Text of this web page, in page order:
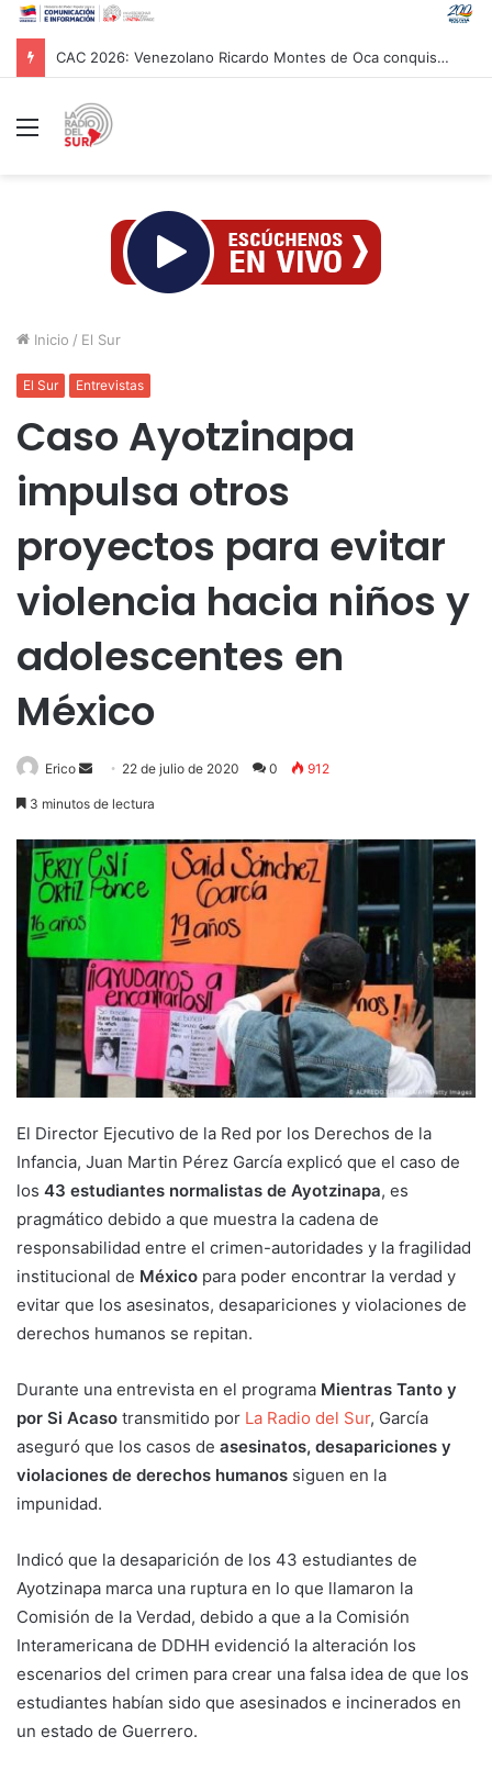
CAC 2026: Venezolano Ricardo Montes de Oca conquista Oro en salto con pértiga
Menú
Inicio / El Sur
El Sur Entrevistas
Caso Ayotzinapa
impulsa otros
proyectos para evitar
violencia hacia niños y
adolescentes en
México
Erico
Send 22 de julio de 2020 0 912
3 minutos de lectura
El Director Ejecutivo de la Red por los Derechos de la
Infancia, Juan Martin Pérez García explicó que el caso de
los 43 estudiantes normalistas de Ayotzinapa, es
pragmático debido a que muestra la cadena de
responsabilidad entre el crimen-autoridades y la fragilidad
institucional de México para poder encontrar la verdad y
evitar que los asesinatos, desapariciones y violaciones de
derechos humanos se repitan.
Durante una entrevista en el programa Mientras Tanto y
por Si Acaso transmitido por La Radio del Sur, García
aseguró que los casos de asesinatos, desapariciones y
violaciones de derechos humanos siguen en la
impunidad.
Indicó que la desaparición de los 43 estudiantes de
Ayotzinapa marca una ruptura en lo que llamaron la
Comisión de la Verdad, debido a que a la Comisión
Interamericana de DDHH evidenció la alteración los
escenarios del crimen para crear una falsa idea de que los
estudiantes habían sido que asesinados e incinerados en
un estado de Guerrero.